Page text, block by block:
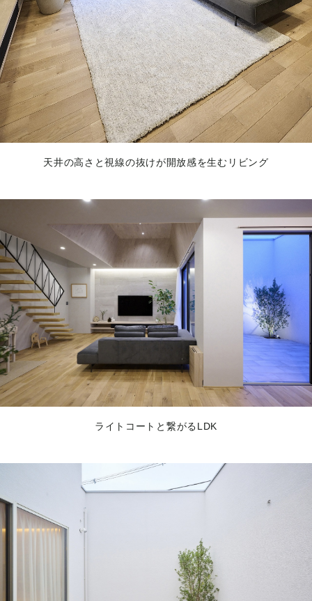
天井の高さと視線の抜けが開放感を生むリビング
ライトコートと繋がるLDK